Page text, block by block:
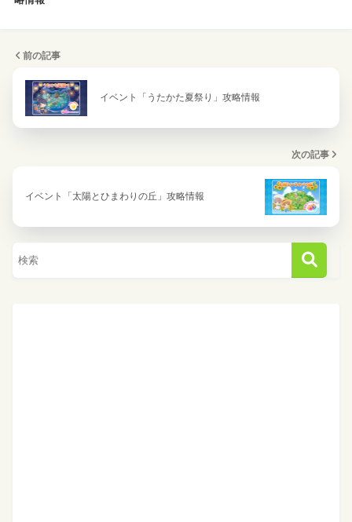
前の記事
イベント「うたかた夏祭り」攻略情報
次の記事
イベント「太陽とひまわりの丘」攻略情報